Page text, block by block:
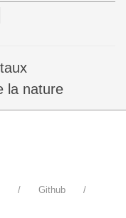
la nature
Github